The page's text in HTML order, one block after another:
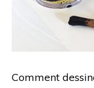
Comment